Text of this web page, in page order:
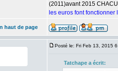
(2011)avant 2015
les euros font fonctionner
haut de page
Posté le: Fri Feb 13, 2015
Tatchape a écrit: